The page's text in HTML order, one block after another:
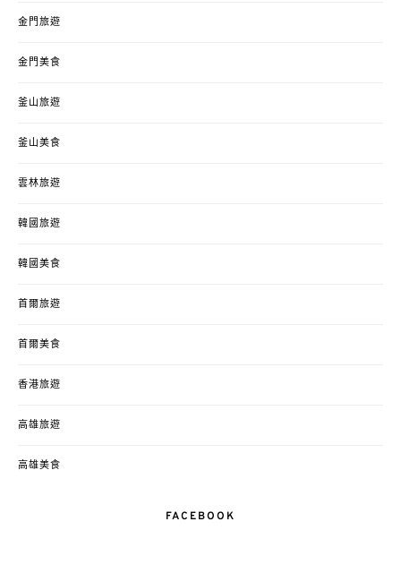
金門旅遊
金門美食
釜山旅遊
釜山美食
雲林旅遊
韓國旅遊
韓國美食
首爾旅遊
首爾美食
香港旅遊
高雄旅遊
高雄美食
FACEBOOK